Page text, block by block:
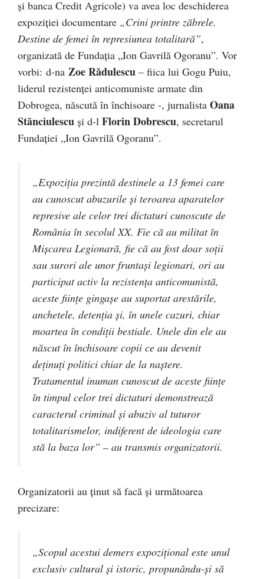
şi banca Credit Agricole) va avea loc deschiderea
expoziţiei documentare „Crini printre zăbrele.
Destine de femei în represiunea totalitară”,
organizată de Fundaţia „Ion Gavrilă Ogoranu”. Vor
vorbi: d-na Zoe Rădulescu – fiica lui Gogu Puiu,
liderul rezistenţei anticomuniste armate din
Dobrogea, născută în închisoare -, jurnalista Oana
Stănciulescu şi d-l Florin Dobrescu, secretarul
Fundaţiei „Ion Gavrilă Ogoranu”.
„Expoziţia prezintă destinele a 13 femei care
au cunoscut abuzurile şi teroarea aparatelor
represive ale celor trei dictaturi cunoscute de
România în secolul XX. Fie că au militat în
Mişcarea Legionară, fie că au fost doar soţii
sau surori ale unor fruntaşi legionari, ori au
participat activ la rezistenţa anticomunistă,
aceste fiinţe gingaşe au suportat arestările,
anchetele, detenţia şi, în unele cazuri, chiar
moartea în condiţii bestiale. Unele din ele au
născut în închisoare copii ce au devenit
deţinuţi politici chiar de la naştere.
Tratamentul inuman cunoscut de aceste fiinţe
în timpul celor trei dictaturi demonstrează
caracterul criminal şi abuziv al tuturor
totalitarismelor, indiferent de ideologia care
stă la baza lor” – au transmis organizatorii.
Organizatorii au ţinut să facă şi următoarea
precizare:
„Scopul acestui demers expoziţional este unul
exclusiv cultural şi istoric, propunându-şi să